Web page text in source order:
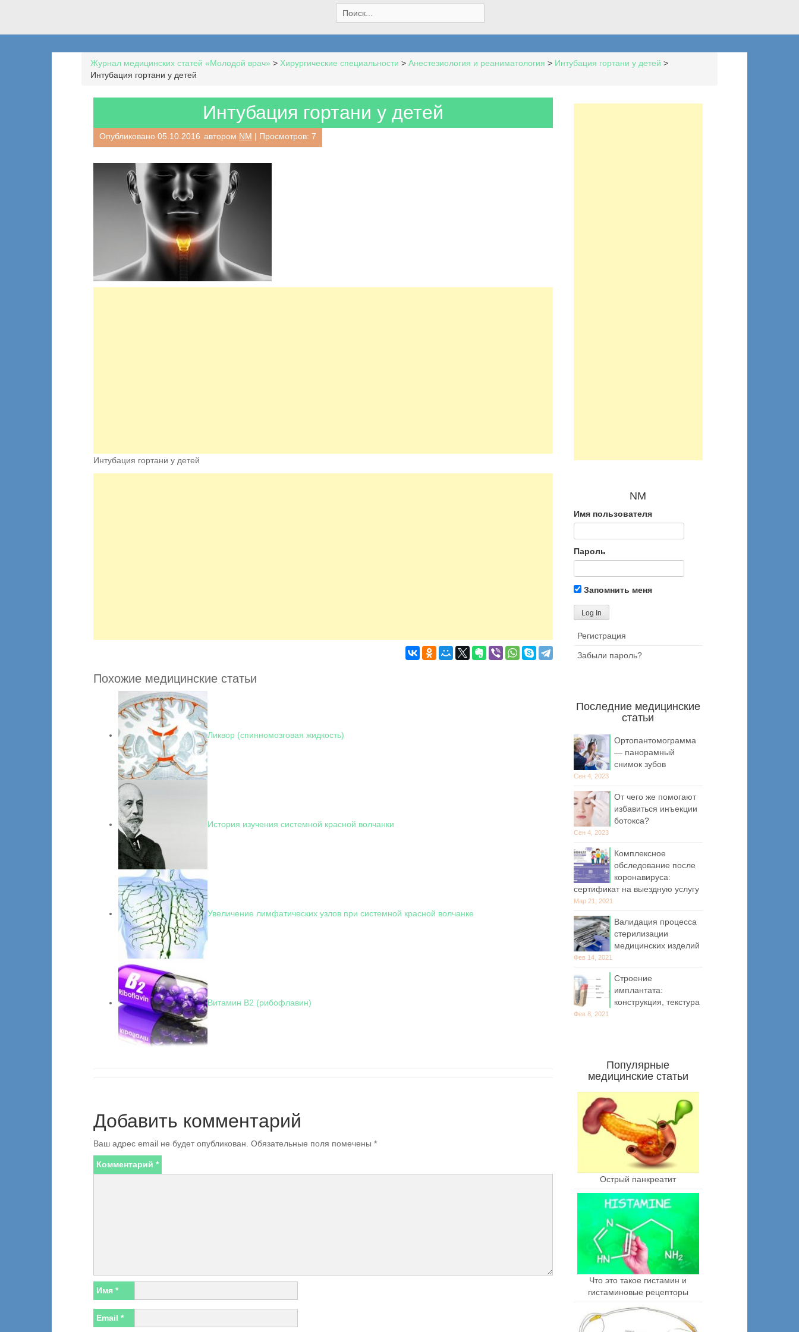
e
a
h
Журнал медицинских статей «Молодой врач» > Хирургические специальности > Анестезиология и реаниматология > Интубация гортани у детей >
Интубация гортани у детей
Интубация гортани у детей
Опубликовано 05.10.2016 автором NM | Просмотров: 7
Интубация гортани у детей
Похожие медицинские статьи
Ликвор (спинномозговая жидкость)
История изучения системной красной волчанки
Увеличение лимфатических узлов при системной красной волчанке
Витамин В2 (рибофлавин)
Добавить комментарий
Ваш адрес email не будет опубликован. Обязательные поля помечены *
Комментарий *
Имя *
Email *
NM
Имя пользователя
Пароль
Запомнить меня
Регистрация
Забыли пароль?
Последние медицинские
статьи
Ортопантомограмма
— панорамный
снимок зубов
Сен 4, 2023
От чего же помогают
избавиться инъекции
ботокса?
Сен 4, 2023
Комплексное
обследование после
коронавируса:
сертификат на выездную услугу
Мар 21, 2021
Валидация процесса
стерилизации
медицинских изделий
Фев 14, 2021
Строение
имплантата:
конструкция, текстура
Фев 8, 2021
Популярные
медицинские статьи
Острый панкреатит
Что это такое гистамин и
гистаминовые рецепторы